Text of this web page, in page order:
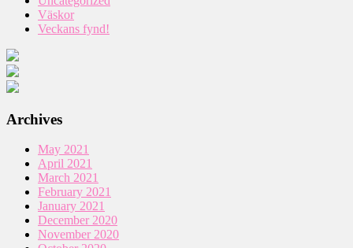
Väskor
Veckans fynd!
Archives
May 2021
April 2021
March 2021
February 2021
January 2021
December 2020
November 2020